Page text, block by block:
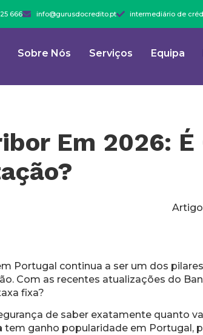
666 info@gurusdocredito.pt intermediário de
Sobre Nós Serviços Equipa
Em 2026:
Portugal continua a ser um dos
Com as recentes atualizações do
fixa?
de saber exatamente quanto
tem ganho popularidade em Portugal,